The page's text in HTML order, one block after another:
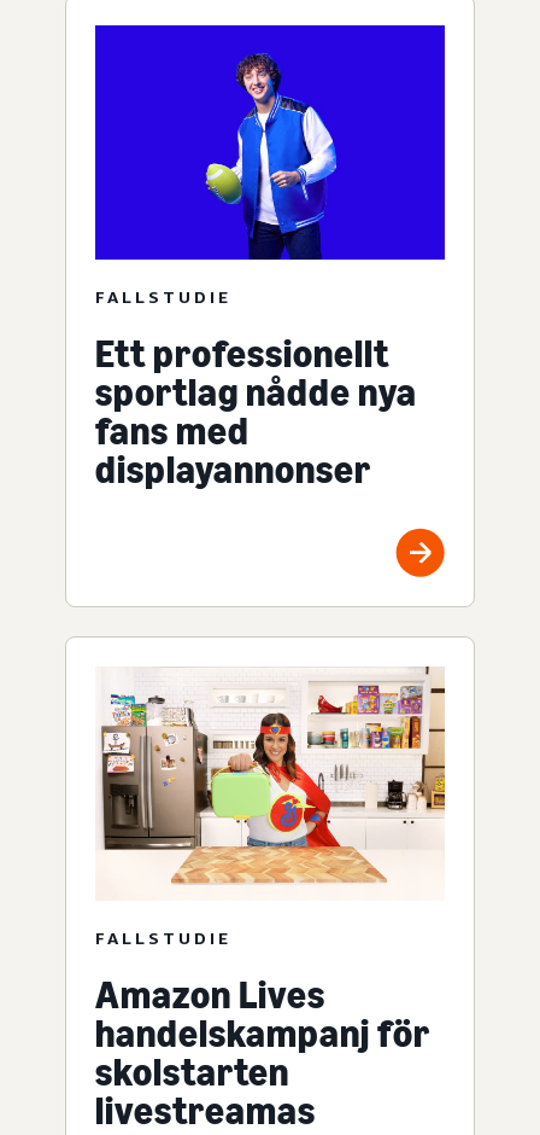
FALLSTUDIE
Ett professionellt
sportlag nådde nya
fans med
displayannonser
FALLSTUDIE
Amazon Lives
handelskampanj för
skolstarten
livestreamas